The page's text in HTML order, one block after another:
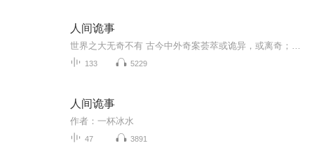
人间诡事
133 5229
人间诡事
作者：一杯冰水
47 3891